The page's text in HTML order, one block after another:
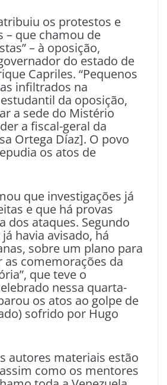
os protestos e
– que chamou de
– à oposição,
do estado de
Capriles. “Pequenos
infiltrados na
da oposição,
a sede do Mistério
a fiscal-geral da
Ortega Díaz]. O povo
os atos de
que investigações já
e que há provas
dos ataques. Segundo
havia avisado, há
sobre um plano para
as comemorações da
que teve o
nessa quarta-
os atos ao golpe de
sofrido por Hugo
autores materiais estão
como os mentores